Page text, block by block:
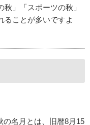
」「スポーツの秋」
ることが多いですよ
の名月とは、旧暦8月15